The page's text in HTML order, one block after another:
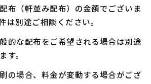
布（軒並み配布）の金額でございま
は別途ご相談ください。
的な配布をご希望される場合は別途
す。
の場合、料金が変動する場合がござ